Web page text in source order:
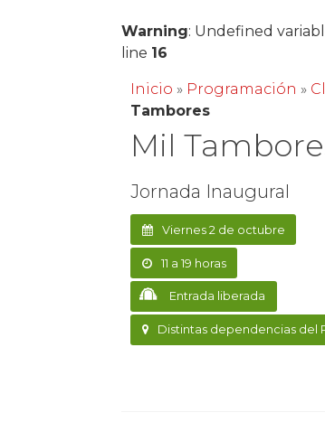
Warning: Undefined
line 16
Inicio » Programación »
Tambores
Mil
Jornada Inaugural
Viernes 2 de octubre
11 a 19 horas
Entrada liberada
Distintas dependencias del